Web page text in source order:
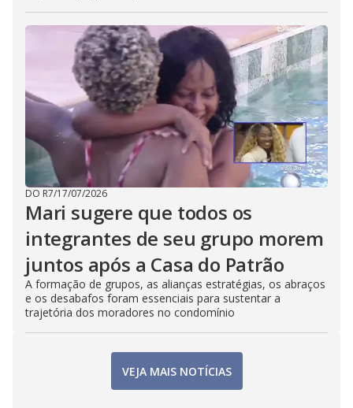
DO R7/17/07/2026
Mari sugere que todos os
integrantes de seu grupo morem
juntos após a Casa do Patrão
A formação de grupos, as alianças estratégias, os abraços
e os desabafos foram essenciais para sustentar a
trajetória dos moradores no condomínio
VEJA MAIS NOTÍCIAS